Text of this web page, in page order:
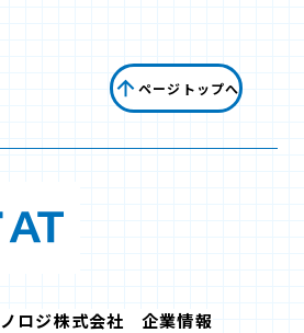
ページトップへ
ロジ株式会社 企業情報